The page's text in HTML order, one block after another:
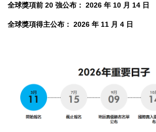
全球獎項前 20 強公布： 2026 年 10 月 14 日
全球獎項得主公布： 2026 年 11 月 4 日